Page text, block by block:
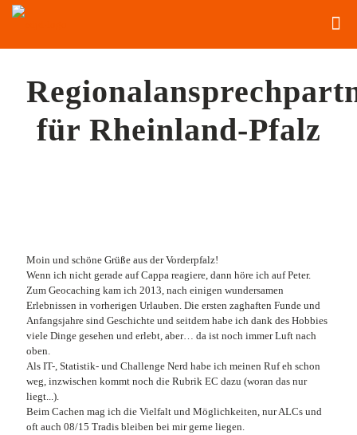
für Rheinland-Pfalz
Moin und schöne Grüße aus der Vorderpfalz!
Wenn ich nicht gerade auf Cappa reagiere, dann höre ich auf Peter.
Zum Geocaching kam ich 2013, nach einigen wundersamen
Erlebnissen in vorherigen Urlauben. Die ersten zaghaften Funde und
Anfangsjahre sind Geschichte und seitdem habe ich dank des Hobbies
viele Dinge gesehen und erlebt, aber… da ist noch immer Luft nach
oben.
Als IT-, Statistik- und Challenge Nerd habe ich meinen Ruf eh schon
weg, inzwischen kommt noch die Rubrik EC dazu (woran das nur
liegt...).
Beim Cachen mag ich die Vielfalt und Möglichkeiten, nur ALCs und
oft auch 08/15 Tradis bleiben bei mir gerne liegen.